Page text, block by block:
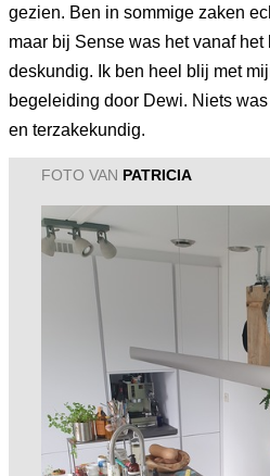
gezien. Ben in sommige zaken
maar bij Sense was het vanaf het
deskundig. Ik ben heel blij met
begeleiding door Dewi. Niets
en terzakekundig.
FOTO VAN PATRICIA